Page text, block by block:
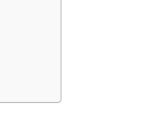
bisoprolol 1 lần/ngày.
và duy trì ở mức liều
dụng phụ.